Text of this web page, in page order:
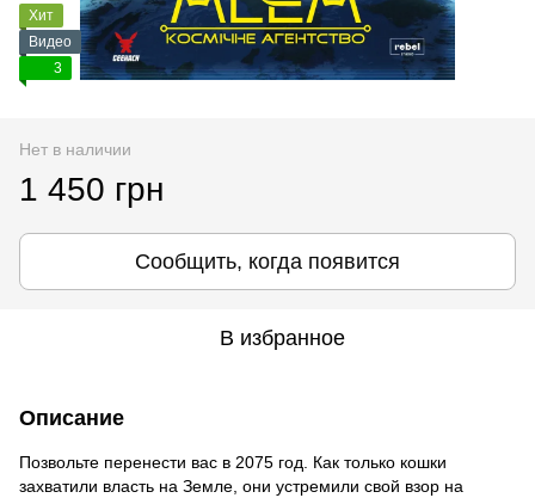
Хит
Видео
3
Нет в наличии
1 450 грн
Сообщить, когда появится
В избранное
Описание
Позвольте перенести вас в 2075 год. Как только кошки
захватили власть на Земле, они устремили свой взор на